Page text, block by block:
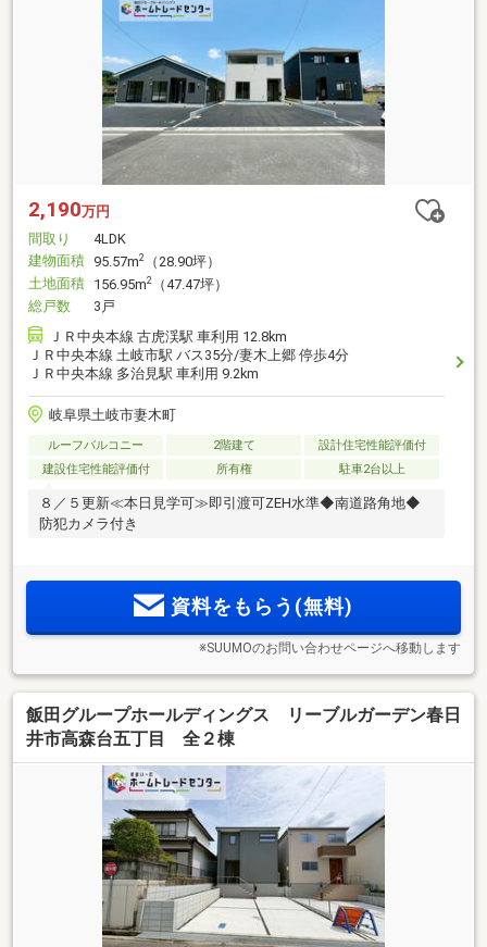
2,190万円
間取り
4LDK
建物面積 95.57m2
（28.90坪）
土地面積 156.95m2
（47.47坪）
総戸数
3戸
ＪＲ中央本線 古虎渓駅 車利用 12.8km
ＪＲ中央本線 土岐市駅 バス35分/妻木上郷 停歩4分
ＪＲ中央本線 多治見駅 車利用 9.2km
岐阜県土岐市妻木町
ルーフバルコニー 2階建て
設計住宅性能評価付
建設住宅性能評価付
所有権 駐車2台以上
８／５更新≪本日見学可≫即引渡可ZEH水準◆南道路角地◆
防犯カメラ付き
資料をもらう(無料)
※SUUMOのお問い合わせページへ移動します
飯田グループホールディングス リーブルガーデン春日
井市高森台五丁目 全２棟